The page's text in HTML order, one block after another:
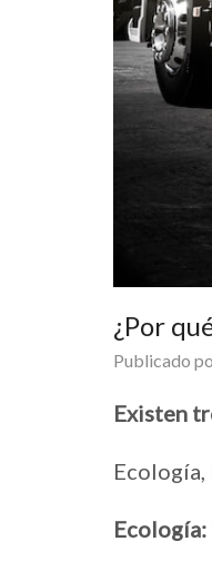
¿Por
Publicado
Existen
Ecología,
Ecología: